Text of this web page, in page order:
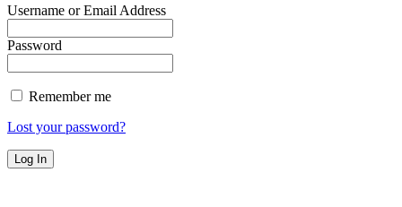
Username or Email Address
Password
Remember me
Lost your password?